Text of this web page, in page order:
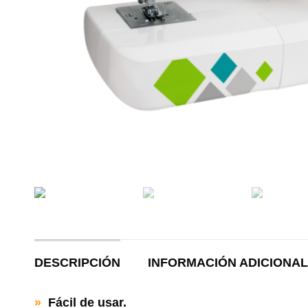
DESCRIPCIÓN INFORMACIÓN ADICIONAL
» Fácil de usar.